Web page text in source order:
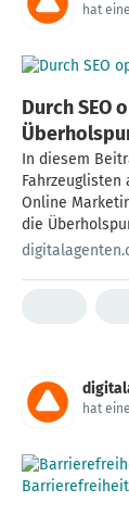
hat
Durch SEO
In diesem
Online
die
hat